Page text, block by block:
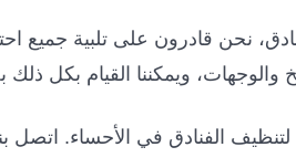
نحن قادرون على تلبية جميع
ويمكننا القيام بكل ذلك
لتنظيف الفنادق في الأحساء.